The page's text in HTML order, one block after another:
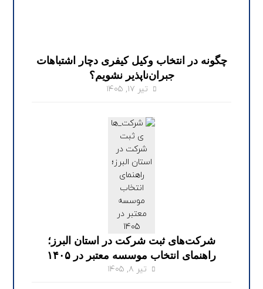
چگونه در انتخاب وکیل کیفری دچار اشتباهات
جبران‌ناپذیر نشویم؟
تیر ۱۷, ۱۴۰۵
شرکت‌های ثبت شرکت در استان البرز؛
راهنمای انتخاب موسسه معتبر در ۱۴۰۵
تیر ۸, ۱۴۰۵